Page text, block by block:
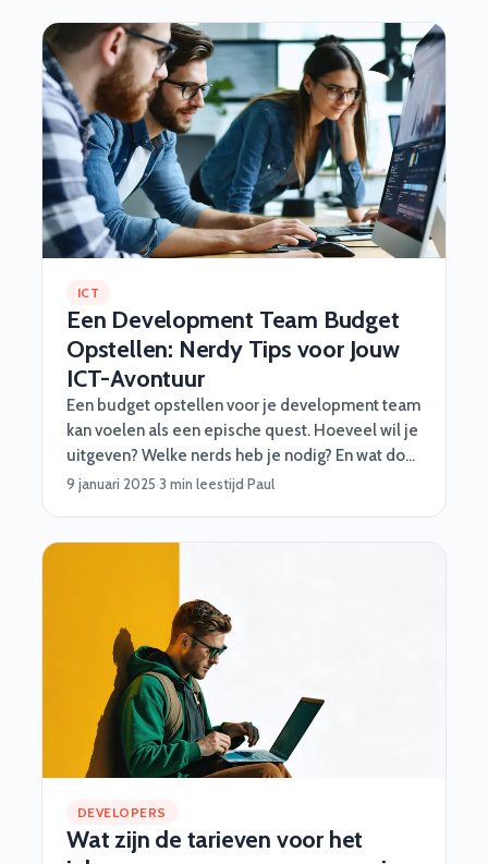
inzichten en een beetje octopus-magic :)
ICT
Een Development Team Budget
Opstellen: Nerdy Tips voor Jouw
ICT-Avontuur
Een budget opstellen voor je development team
kan voelen als een epische quest. Hoeveel wil je
uitgeven? Welke nerds heb je nodig? En wat doe
je als een onverwachte draak – of bug – opduikt?
of een cyber security specialist nodig hebt, met
een goed budget ben je al halverwege. 🎮Stap 1:
Begin met je missie (de projectdoelen)
9 januari 2025·3 min leestijd·Paul
DEVELOPERS
Wat zijn de tarieven voor het